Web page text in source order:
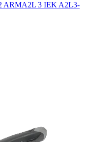
ARMA2L 3 IEK A2L3-